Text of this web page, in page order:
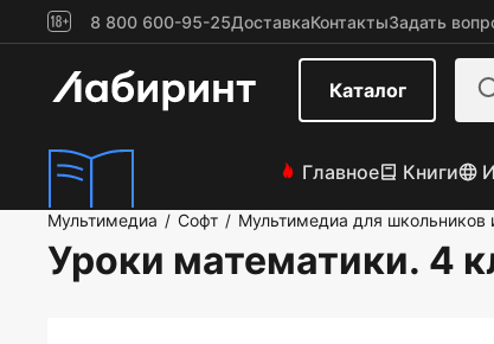
8 800 600-95-25ДоставкаКонтактыЗадать
Каталог
Главное Книги
Мультимедиа / Софт / Мультимедиа для школьников
Уроки математики. 4